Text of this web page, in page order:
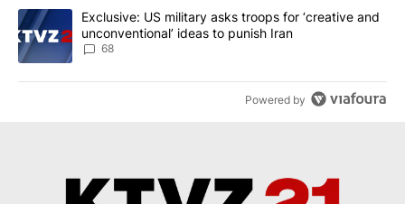
A trending article titled "Exclusive: US military asks troops for
Exclusive: US military asks troops for ‘creative and
unconventional’ ideas to punish Iran
68
Powered by